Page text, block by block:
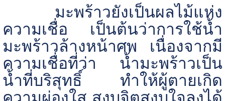
มะพร้าวยังเป็นผลไม้แห่ง
ความเชื่อ เป็นต้นว่าการใช้น้ำ
มะพร้าวล้างหน้าศพ เนื่องจากมี
ความเชื่อที่ว่า น้ำมะพร้าวเป็น
น้ำที่บริสุทธิ์ ทำให้ผู้ตายเกิด